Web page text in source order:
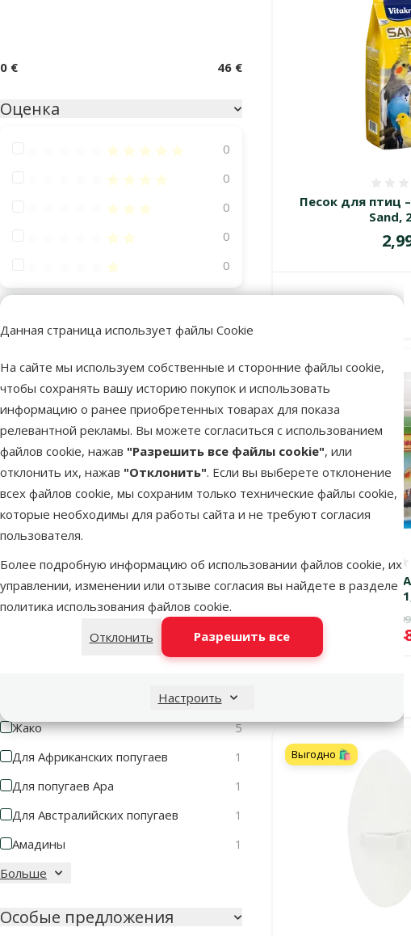
Данная страница использует файлы Cookie
На сайте мы используем собственные и сторонние файлы cookie,
чтобы сохранять вашу историю покупок и использовать
информацию о ранее приобретенных товарах для показа
релевантной рекламы. Вы можете согласиться с использованием
файлов cookie, нажав "Разрешить все файлы cookie", или
отклонить их, нажав "Отклонить". Если вы выберете отклонение
всех файлов cookie, мы сохраним только технические файлы cookie,
которые необходимы для работы сайта и не требуют согласия
пользователя.
Более подробную информацию об использовании файлов cookie, их
управлении, изменении или отзыве согласия вы найдете в разделе
политика использования файлов cookie.
Отклонить
Разрешить все
Настроить
0 € 46 €
Оценка
Оценка 100%
0
Оценка 80%
0
Оценка 60%
0
Оценка 40%
0
Оценка 20%
0
Состав и вкус
Птица
Фильтровать по: птица
Канарейка
6
Корелла
7
Маленькая экзотическая
9
Розелла
Средний попугай
6
7
Жако
5
Для Африканских попугаев
1
Для попугаев Ара
1
Для Австралийских попугаев
1
Амадины
1
Больше
Особые предложения
Песок для птиц
Sand,
Песок для птиц –
bird,
Выгодно 🛍️